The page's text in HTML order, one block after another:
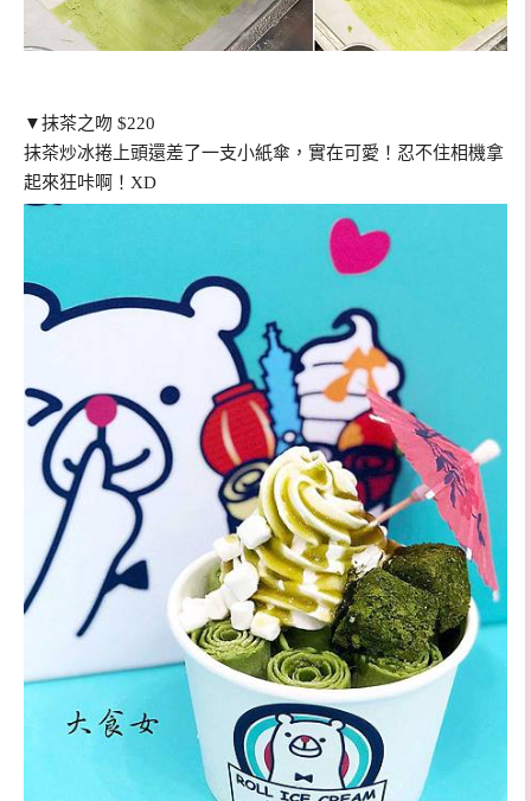
▼抹茶之吻 $220
抹茶炒冰捲上頭還差了一支小紙傘，實在可愛！忍不住相機拿
起來狂咔啊！XD